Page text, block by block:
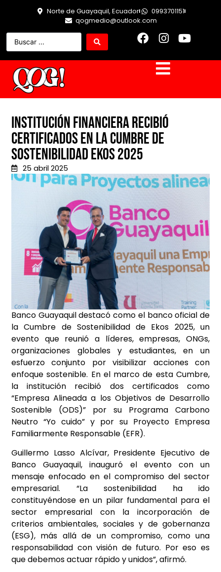
Norte de Guayaquil, Ecuador
0993701151
qogmedio@outlook.com
Institución financiera recibió
certificados en la Cumbre de
Sostenibilidad Ekos 2025
25 abril 2025
Banco Guayaquil destacó como el banco oficial de
la Cumbre de Sostenibilidad de Ekos 2025, un
evento que reunió a líderes, empresas, ONGs,
organizaciones globales y estudiantes, en un
esfuerzo conjunto por visibilizar acciones con
enfoque sostenible. En el marco de esta Cumbre,
la institución recibió dos certificados como
“Empresa Alineada a los Objetivos de Desarrollo
Sostenible (ODS)” por su Programa Carbono
Neutro “Yo cuido” y por su Proyecto Empresa
Familiarmente Responsable (EFR).
Guillermo Lasso Alcívar, Presidente Ejecutivo de
Banco Guayaquil, inauguró el evento con un
mensaje enfocado en el compromiso del sector
empresarial. “La sostenibilidad ha ido
constituyéndose en un pilar fundamental para el
sector empresarial con la incorporación de
criterios ambientales, sociales y de gobernanza
(ESG), más allá de un compromiso, como una
responsabilidad con visión de futuro. Por eso es
que debemos actuar rápido y unidos”, afirmó.